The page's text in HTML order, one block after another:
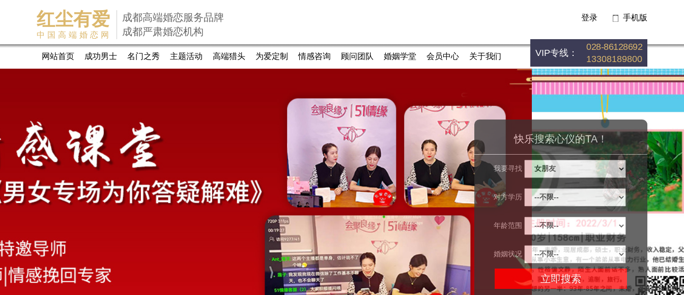
红尘有爱
中国高端婚恋网
成都高端婚恋服务品牌
成都严肃婚恋机构
登录 手机版
网站首页 成功男士 名门之秀 主题活动 高端猎头 为爱定制 情感咨询 顾问团队 婚姻学堂 会员中心 关于我们 VIP专线：
028-86128692
13308189800
快乐搜索心仪的TA！
我要寻找
对方学历
年龄范围
婚姻状况